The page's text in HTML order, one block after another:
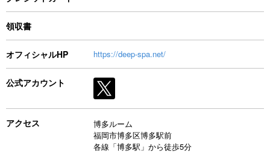
領収書
オフィシャルHP https://deep-spa.net/
公式アカウント
アクセス
博多ルーム
福岡市博多区博多駅前
各線「博多駅」から徒歩5分